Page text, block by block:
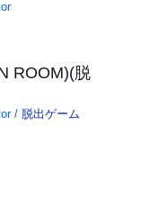
ROOM)(脱
/ 脱出ゲーム